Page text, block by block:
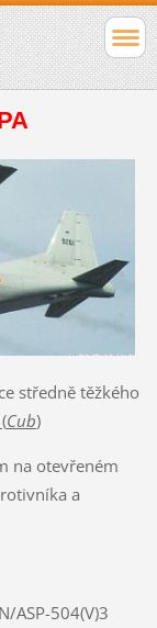
středně těžkého
(Cub)
na otevřeném
a
ASP-504(V)3